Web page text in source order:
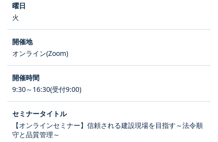
火
オンライン(Zoom)
9:30～16:30(受付9:00)
【オンラインセミナー】信頼される建設現場を目指す～法令順
守と品質管理～